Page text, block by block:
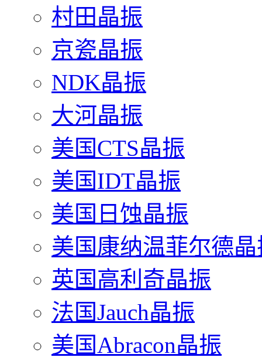
村田晶振
京瓷晶振
NDK晶振
大河晶振
美国CTS晶振
美国IDT晶振
美国日蚀晶振
美国康纳温菲尔德晶
英国高利奇晶振
法国Jauch晶振
美国Abracon晶振